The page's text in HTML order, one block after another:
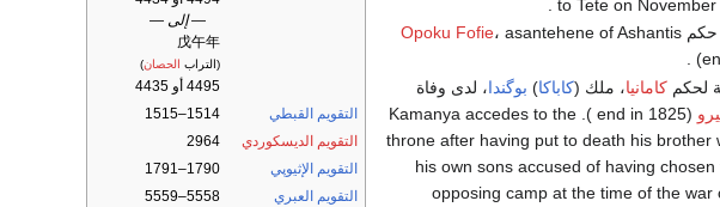
— إلى —
戊午年
(التراب الحصان)
4495 أو 4435
التقويم القبطي
1514–1515
التقويم الديسكوردي
2964
التقويم الإثيوپي
1790–1791
التقويم العبري
5558–5559
to Tete on November
حكم Opoku Fofie، asantehene of Ashantis
لحكم كامانيا، ملك (كاباكا) بوگندا، لدى وفاة
(end in 1825 ). Kamanya accedes to the
throne after having put to death his brother
his own sons accused of having
opposing camp at the time of the war